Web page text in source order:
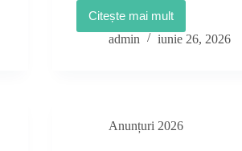
Citește mai mult
Întâlnire
publică
admin iunie 26, 2026
Anunțuri 2026